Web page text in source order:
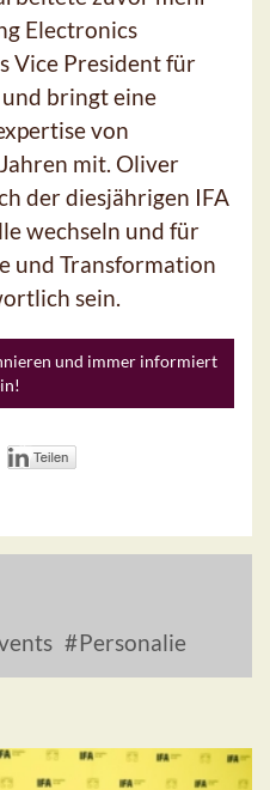
Electronics
Vice President für
bringt eine
von
mit. Oliver
der diesjährigen IFA
wechseln und für
und Transformation
sein.
und immer informiert
Personalie